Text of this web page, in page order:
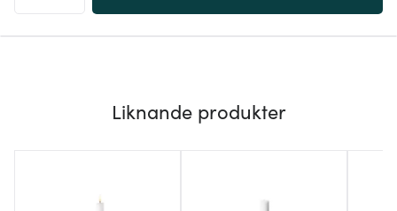
Liknande produkter